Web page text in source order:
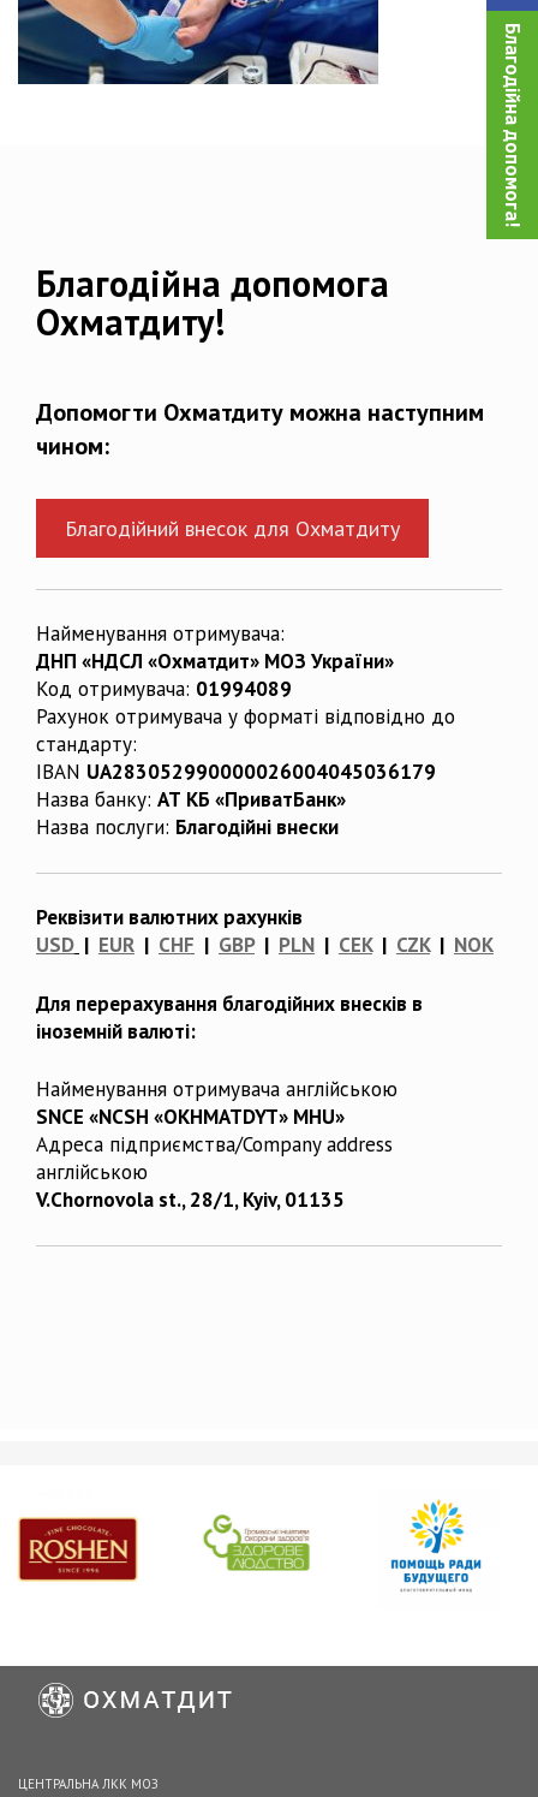
Благодійна допомога!
Благодійна допомога
Охматдиту!
Допомогти Охматдиту можна наступним
чином:
Благодійний внесок для Охматдиту
Найменування отримувача:
ДНП «НДСЛ «Охматдит» МОЗ України»
Код отримувача: 01994089
Рахунок отримувача у форматі відповідно до
стандарту:
IBAN UA283052990000026004045036179
Назва банку: АТ КБ «ПриватБанк»
Назва послуги: Благодійні внески
Реквізити валютних рахунків
USD | EUR | CHF | GBP| PLN | CEK| CZK| NOK
Для перерахування благодійних внесків в
іноземній валюті:
Найменування отримувача англійською
SNCE «NCSH «OKHMATDYT» MHU»
Адреса підприємства/Company address
англійською
V.Chornovola st., 28/1, Kyiv, 01135
ЦЕНТРАЛЬНА ЛКК МОЗ